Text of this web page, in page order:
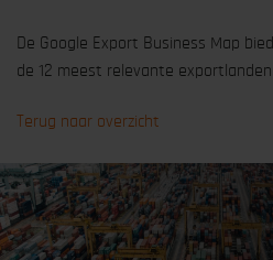
De Google Export Business Map
de 12 meest relevante
Terug naar overzicht